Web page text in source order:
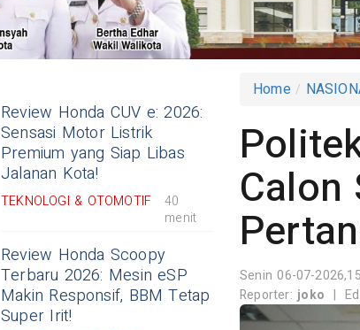
Review Honda CUV e: 2026:
Sensasi Motor Listrik
Premium yang Siap Libas
Jalanan Kota!
TEKNOLOGI & OTOMOTIF
40
menit
Review Honda Scoopy
Terbaru 2026: Mesin eSP
Makin Responsif, BBM Tetap
Super Irit!
Home
Calon
Senin 06-07-
Reporter: joko |